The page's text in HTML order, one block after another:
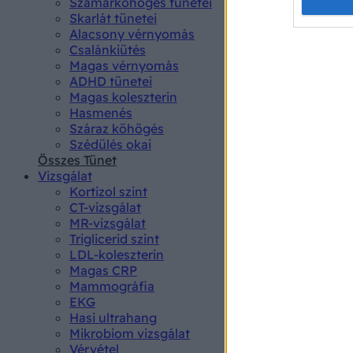
Skarlát tünetei
Alacsony vérnyomás
Csalánkiütés
Magas vérnyomás
ADHD tünetei
Magas koleszterin
Hasmenés
Száraz köhögés
Szédülés okai
Összes Tünet
Vizsgálat
Kortizol szint
CT-vizsgálat
MR-vizsgálat
Triglicerid szint
LDL-koleszterin
Magas CRP
Mammográfia
EKG
Hasi ultrahang
Mikrobiom vizsgálat
Vérvétel